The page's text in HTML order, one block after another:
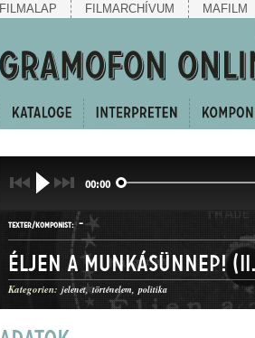
FILMALAP FILMARCHÍVUM MAFILM
00:00
TEXTER/KOMPONIST: -
Éljen a munkásünnep!
Kategorien: jelenet történelem politika